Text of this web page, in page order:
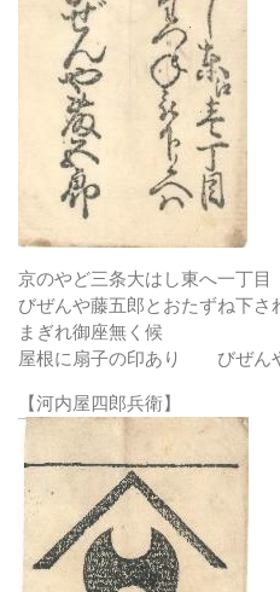
京のやど三条大はし東へ一丁目
びぜんや藤五郎とおたずね下さ
まぎれ御座無く候
屋根に扇子の印あり びぜん
【河内屋四郎兵衛】